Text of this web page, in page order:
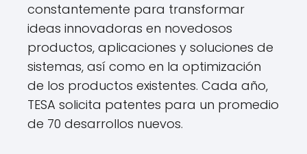
constantemente para transformar
ideas innovadoras en novedosos
productos, aplicaciones y soluciones de
sistemas, así como en la optimización
de los productos existentes. Cada año,
TESA solicita patentes para un promedio
de 70 desarrollos nuevos.